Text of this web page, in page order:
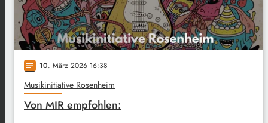
notes 10. März 2026 16:38
Musikinitiative Rosenheim
Von MIR empfohlen: